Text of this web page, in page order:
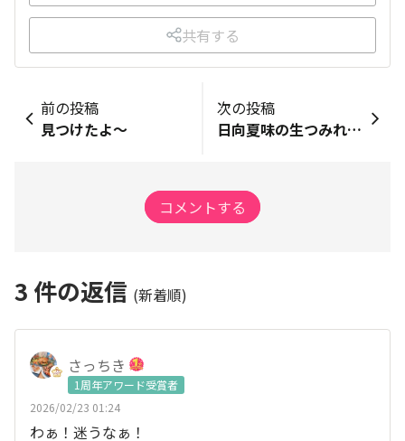
共有する
前の投稿
見つけたよ〜
次の投稿
日向夏味の生つみれ…
コメントする
3 件の返信 (新着順)
さっちき
1周年アワード受賞者
2026/02/23 01:24
わぁ！迷うなぁ！